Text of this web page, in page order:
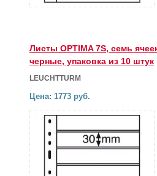
Листы OPTIMA 7S, семь
черные, упаковка из 10 штук
LEUCHTTURM
Цена: 1773 руб.